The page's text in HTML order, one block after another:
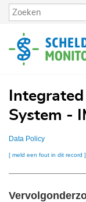
Overslaan
en
de
inhoud
System -
Data Policy
[ meld een fout in dit record ]